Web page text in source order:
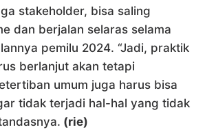
stakeholder, bisa saling
dan berjalan selaras selama
pemilu 2024. “Jadi, praktik
berlanjut akan tetapi
umum juga harus bisa
tidak terjadi hal-hal yang tidak
(rie)